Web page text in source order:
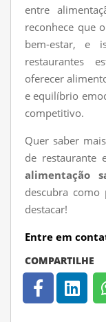
entre
reconhece que
bem-estar, e
restaurantes
oferecer
e equilíbrio
competitivo.
Quer saber
de restaurante
alimentação
descubra
destacar!
Entre em
COMPARTILHE